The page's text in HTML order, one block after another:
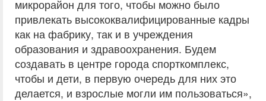
микрорайон для того, чтобы можно было
привлекать высококвалифицированные кадры
как на фабрику, так и в учреждения
образования и здравоохранения. Будем
создавать в центре города спорткомплекс,
чтобы и дети, в первую очередь для них это
делается, и взрослые могли им пользоваться»,